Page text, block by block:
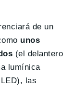
de un
unos
(el delantero
lumínica
las